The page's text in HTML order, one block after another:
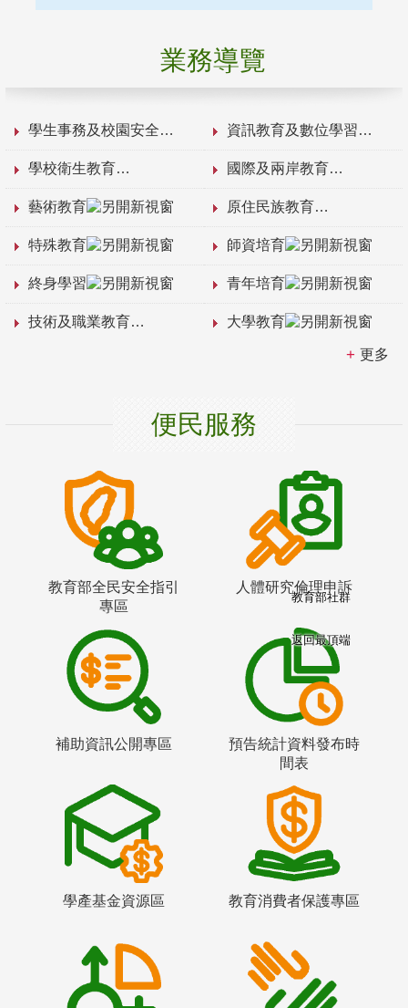
業務導覽
學生事務及校園安全 資訊教育及數位學習
學校衛生教育 國際及兩岸教育
藝術教育 原住民族教育
特殊教育 師資培育
終身學習 青年培育
技術及職業教育 大學教育
更多
便民服務
教育部全民安全指引
專區
人體研究倫理申訴
補助資訊公開專區
預告統計資料發布時
間表
學產基金資源區 教育消費者保護專區
教育部社群
返回最頂端